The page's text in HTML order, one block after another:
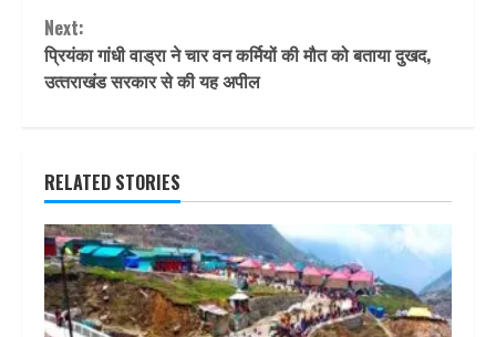
Next:
प्रियंका गांधी वाड्रा ने चार वन कर्मियों की मौत को बताया दुखद,
उत्‍तराखंड सरकार से की यह अपील
RELATED STORIES